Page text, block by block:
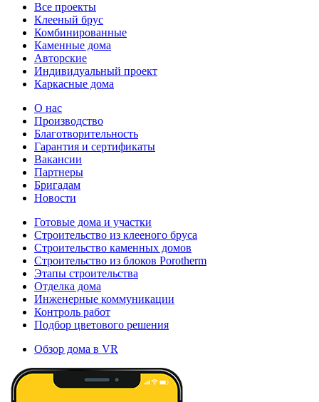
Все проекты
Клееный брус
Комбинированные
Каменные дома
Авторские
Индивидуальный проект
Каркасные дома
О нас
Производство
Благотворительность
Гарантия и сертификаты
Вакансии
Партнеры
Бригадам
Новости
Готовые дома и участки
Строительство из клееного бруса
Строительство каменных домов
Строительство из блоков Porotherm
Этапы строительства
Отделка дома
Инженерные коммуникации
Контроль работ
Подбор цветового решения
Обзор дома в VR